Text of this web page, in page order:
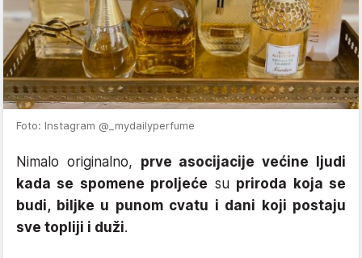
Foto: Instagram @_mydailyperfume
Nimalo originalno, prve asocijacije većine ljudi
kada se spomene proljeće su priroda koja se
budi, biljke u punom cvatu i dani koji postaju
sve topliji i duži.